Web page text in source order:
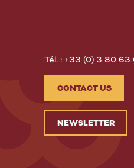
Tél. : +33 (0) 3 80 63
CONTACT US
NEWSLETTER